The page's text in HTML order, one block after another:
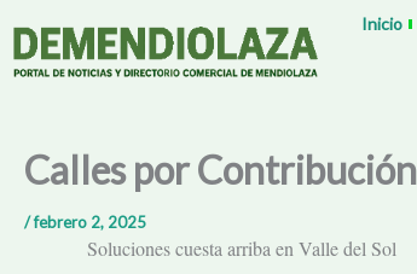
contenido
Inicio
Calles por
/febrero 2, 2025
Soluciones cuesta arriba en Valle del Sol